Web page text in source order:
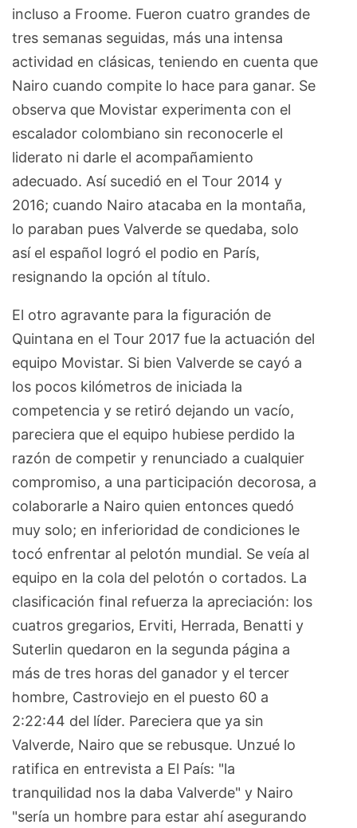
incluso a Froome. Fueron cuatro grandes de
tres semanas seguidas, más una intensa
actividad en clásicas, teniendo en cuenta que
Nairo cuando compite lo hace para ganar. Se
observa que Movistar experimenta con el
escalador colombiano sin reconocerle el
liderato ni darle el acompañamiento
adecuado. Así sucedió en el Tour 2014 y
2016; cuando Nairo atacaba en la montaña,
lo paraban pues Valverde se quedaba, solo
así el español logró el podio en París,
resignando la opción al título.
El otro agravante para la figuración de
Quintana en el Tour 2017 fue la actuación del
equipo Movistar. Si bien Valverde se cayó a
los pocos kilómetros de iniciada la
competencia y se retiró dejando un vacío,
pareciera que el equipo hubiese perdido la
razón de competir y renunciado a cualquier
compromiso, a una participación decorosa, a
colaborarle a Nairo quien entonces quedó
muy solo; en inferioridad de condiciones le
tocó enfrentar al pelotón mundial. Se veía al
equipo en la cola del pelotón o cortados. La
clasificación final refuerza la apreciación: los
cuatros gregarios, Erviti, Herrada, Benatti y
Suterlin quedaron en la segunda página a
más de tres horas del ganador y el tercer
hombre, Castroviejo en el puesto 60 a
2:22:44 del líder. Pareciera que ya sin
Valverde, Nairo que se rebusque. Unzué lo
ratifica en entrevista a El País: "la
tranquilidad nos la daba Valverde" y Nairo
"sería un hombre para estar ahí asegurando